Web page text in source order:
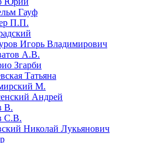
Гауф
П.П.
Игорь Владимирович
А.В.
Згарби
Татьяна
М.
Андрей
В.
С.В.
Николай Лукьянович